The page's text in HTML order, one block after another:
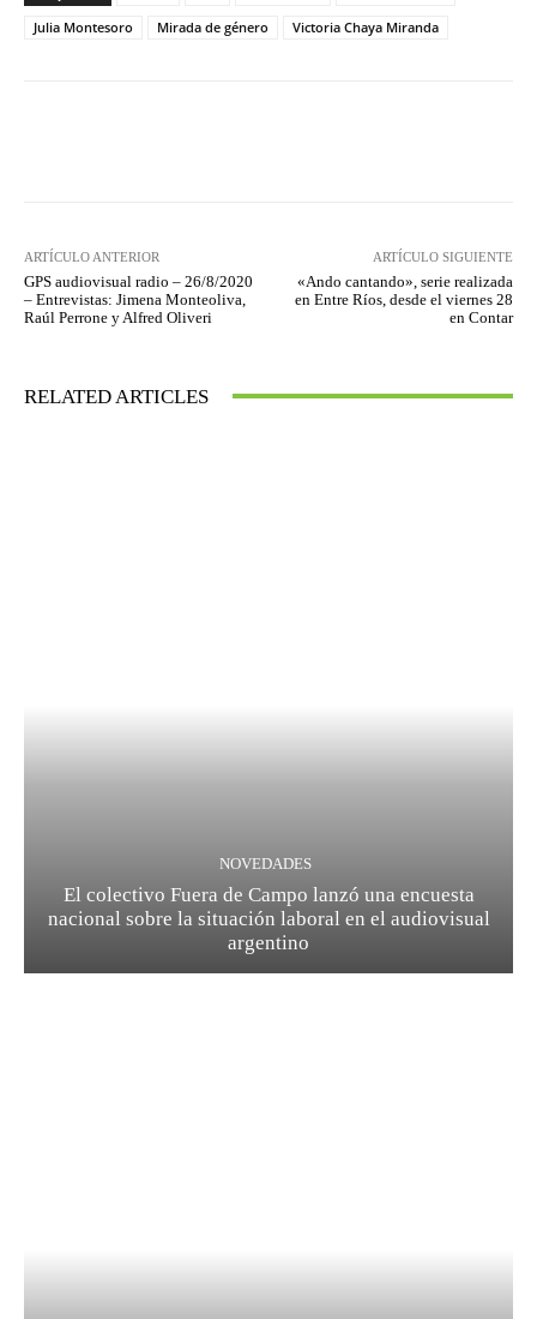
Julia Montesoro
Mirada de género Victoria Chaya Miranda
ARTÍCULO ANTERIOR
GPS audiovisual radio – 26/8/2020
– Entrevistas: Jimena Monteoliva,
Raúl Perrone y Alfred Oliveri
ARTÍCULO SIGUIENTE
«Ando cantando», serie realizada
en Entre Ríos, desde el viernes 28
en Contar
RELATED ARTICLES
NOVEDADES
El colectivo Fuera de Campo lanzó una encuesta
nacional sobre la situación laboral en el audiovisual
argentino